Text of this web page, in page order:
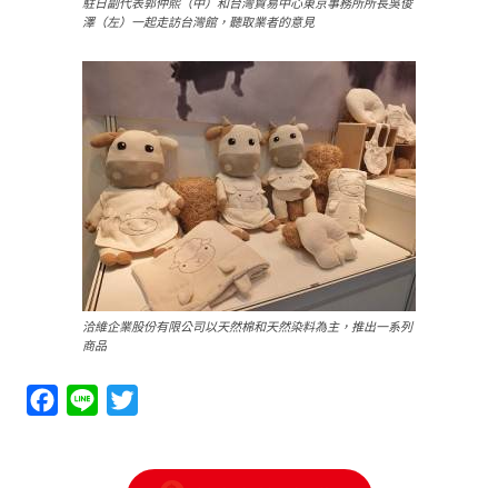
駐日副代表郭仲熙（中）和台灣貿易中心東京事務所所長吳俊
澤（左）一起走訪台灣館，聽取業者的意見
洽維企業股份有限公司以天然棉和天然染料為主，推出一系列
商品
Facebook
Line